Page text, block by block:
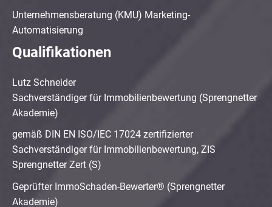
Unternehmensberatung (KMU) Marketing-
Automatisierung
Qualifikationen
Lutz Schneider
Sachverständiger für Immobilienbewertung (Sprengnetter
Akademie)
gemäß DIN EN ISO/IEC 17024 zertifizierter
Sachverständiger für Immobilienbewertung, ZIS
Sprengnetter Zert (S)
Geprüfter ImmoSchaden-Bewerter® (Sprengnetter
Akademie)